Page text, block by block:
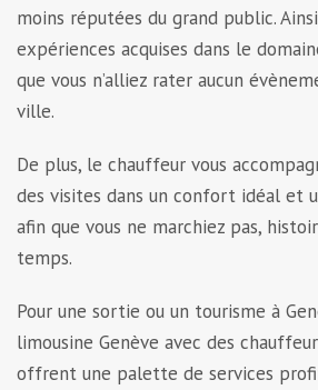
moins réputées du grand public.
expériences acquises dans le
que vous n’alliez rater aucun
ville.
De plus, le chauffeur vous
des visites dans un confort idéal et
afin que vous ne marchiez pas,
temps.
Pour une sortie ou un tourisme à
limousine Genève avec des
offrent une palette de services